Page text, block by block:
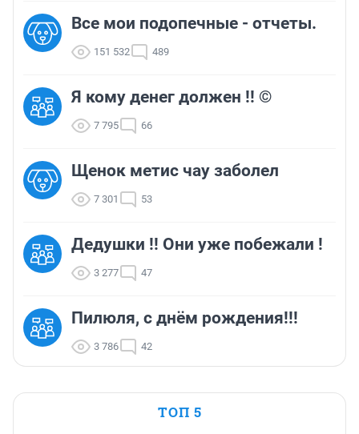
Все мои подопечные - отчеты.
151 532 489
Я кому денег должен !! ©
7 795 66
Щенок метис чау заболел
7 301 53
Дедушки !! Они уже побежали !
3 277 47
Пилюля, с днём рождения!!!
3 786 42
ТОП 5